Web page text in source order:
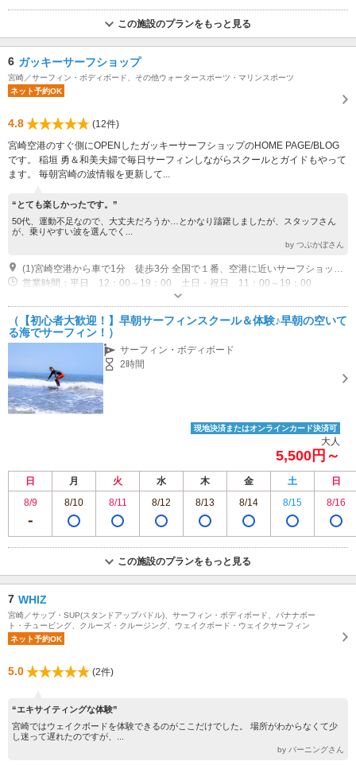
この施設のプランをもっと見る
6 ガッキーサーフショップ
宮崎／サーフィン・ボディボード、その他ウォータースポーツ・マリンスポーツ
ネット予約OK
4.8
(12件)
宮崎空港のすぐ側にOPENしたガッキーサーフショップのHOME PAGE/BLOG
です。 稲垣 勇＆和美夫婦で毎日サーフィンしながらスクールとガイドもやって
ます。 毎朝宮崎の波情報を更新して...
“とても楽しかったです。”
50代、運動不足なので、大丈夫だろうか…とかなり躊躇しましたが、スタッフさん
が、乗りやすい波を選んでく...
by つぶかぼさん
営業時間：平日 12：00～19：00 土日・祝日 11：00～19：00
（【初心者大歓迎！】早朝サーフィンスクール＆体験♪早朝の空いて
る海でサーフィン！）
サーフィン・ボディボード
2時間
現地決済またはオンラインカード決済可
大人
5,500円～
日 月 火 水 木 金 土
日
8/9
8/10 8/11 8/12 8/13 8/14 8/15 8/16
この施設のプランをもっと見る
7 WHIZ
宮崎／サップ・SUP(スタンドアップパドル)、サーフィン・ボディボード、バナナボー
ト・チュービング、クルーズ・クルージング、ウェイクボード・ウェイクサーフィン
ネット予約OK
5.0 (2件)
“エキサイティングな体験”
宮崎ではウェイクボードを体験できるのがここだけでした。 場所がわからなくて少
し迷って遅れたのですが、...
by バーニングさん